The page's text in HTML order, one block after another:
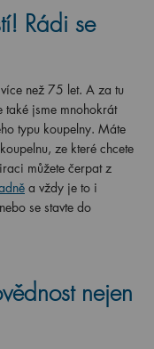
Rádi se
než 75 let. A za tu
také jsme mnohokrát
typu koupelny. Máte
ze které chcete
můžete čerpat z
a vždy je to i
se stavte do
nejen